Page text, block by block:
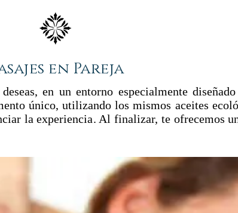
en Pareja
en un entorno especialmente
único, utilizando los mismos aceites
la experiencia. Al finalizar, te ofrecemos